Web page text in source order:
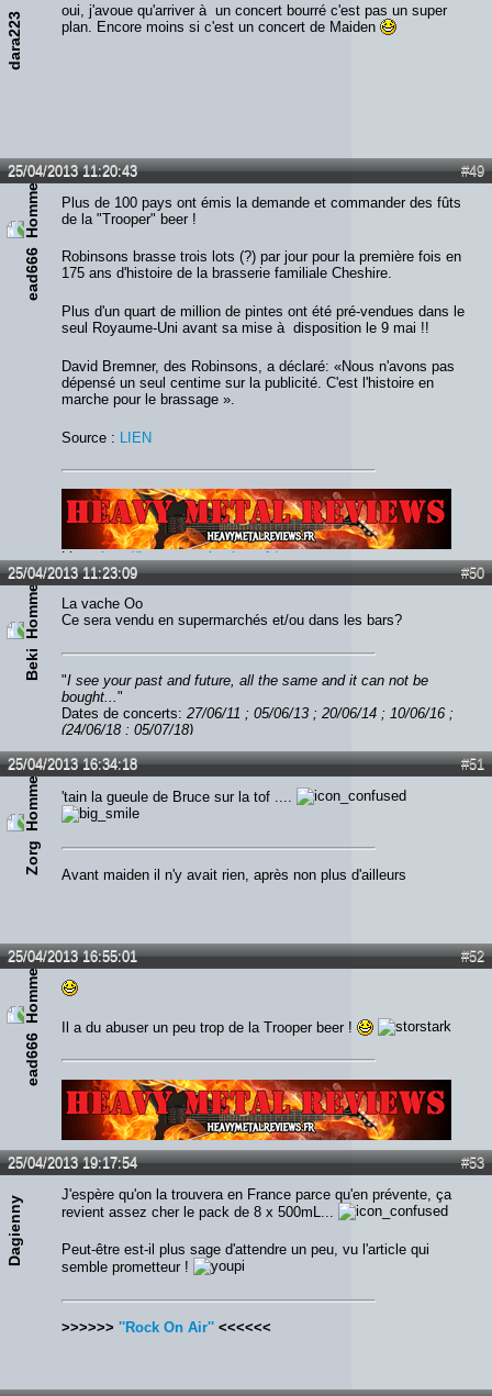
dara223
oui, j'avoue qu'arriver à un concert bourré c'est pas un super
plan. Encore moins si c'est un concert de Maiden
#49
25/04/2013 11:20:43
ead666
Plus de 100 pays ont émis la demande et commander des fûts
de la "Trooper" beer !
Robinsons brasse trois lots (?) par jour pour la première fois en
175 ans d'histoire de la brasserie familiale Cheshire.
Plus d'un quart de million de pintes ont été pré-vendues dans le
seul Royaume-Uni avant sa mise à disposition le 9 mai !!
David Bremner, des Robinsons, a déclaré: «Nous n'avons pas
dépensé un seul centime sur la publicité. C'est l'histoire en
marche pour le brassage ».
Source : LIEN
Lien :http://heavymetalreviews.fr/
#50
25/04/2013 11:23:09
Beki
La vache Oo
Ce sera vendu en supermarchés et/ou dans les bars?
"I see your past and future, all the same and it can not be
bought..."
Dates de concerts: 27/06/11 ; 05/06/13 ; 20/06/14 ; 10/06/16 ;
(24/06/18 ; 05/07/18)
#51
25/04/2013 16:34:18
Zorg
'tain la gueule de Bruce sur la tof ....
Avant maiden il n'y avait rien, après non plus d'ailleurs
#52
25/04/2013 16:55:01
ead666
Il a du abuser un peu trop de la Trooper beer !
Lien :http://heavymetalreviews.fr/
#53
25/04/2013 19:17:54
Dagienny
J'espère qu'on la trouvera en France parce qu'en prévente, ça
revient assez cher le pack de 8 x 500mL...
Peut-être est-il plus sage d'attendre un peu, vu l'article qui
semble prometteur !
>>>>>> ''Rock On Air'' <<<<<<